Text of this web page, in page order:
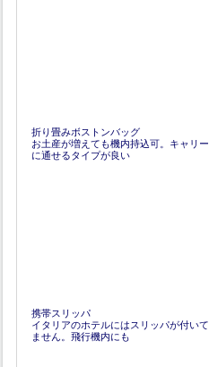
折り畳みボストンバッグ
お土産が増えても機内持込可。キャリー
に通せるタイプが良い
携帯スリッパ
イタリアのホテルにはスリッパが付いて
ません。飛行機内にも